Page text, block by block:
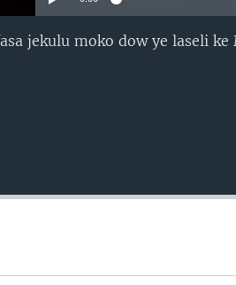
jekulu moko dow ye laseli